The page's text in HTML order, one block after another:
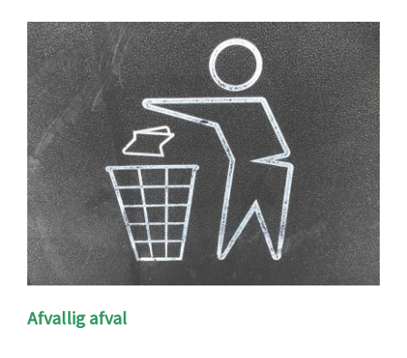
Afvallig afval